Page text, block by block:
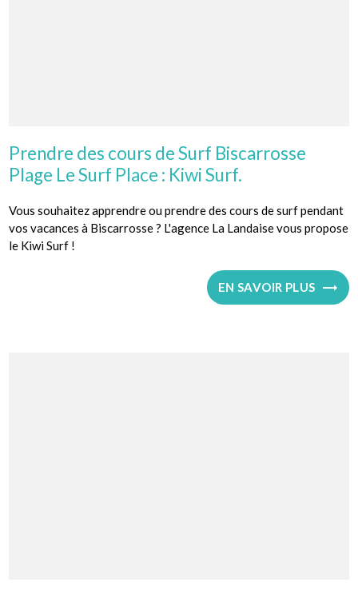
Prendre des cours de Surf Biscarrosse
Plage Le Surf Place : Kiwi Surf.
Vous souhaitez apprendre ou prendre des cours de surf pendant
vos vacances à Biscarrosse ? L'agence La Landaise vous propose
le Kiwi Surf !
EN SAVOIR PLUS